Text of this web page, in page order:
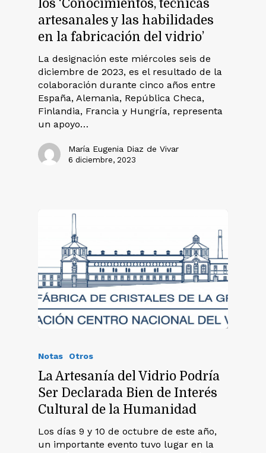
los ‘Conocimientos, técnicas
artesanales y las habilidades
en la fabricación del vidrio’
La designación este miércoles seis de
diciembre de 2023, es el resultado de la
colaboración durante cinco años entre
España, Alemania, República Checa,
Finlandia, Francia y Hungría, representa
un apoyo…
María Eugenia Diaz de Vivar
6 diciembre, 2023
Notas Otros
La Artesanía del Vidrio Podría
Ser Declarada Bien de Interés
Cultural de la Humanidad
Los días 9 y 10 de octubre de este año,
un importante evento tuvo lugar en la